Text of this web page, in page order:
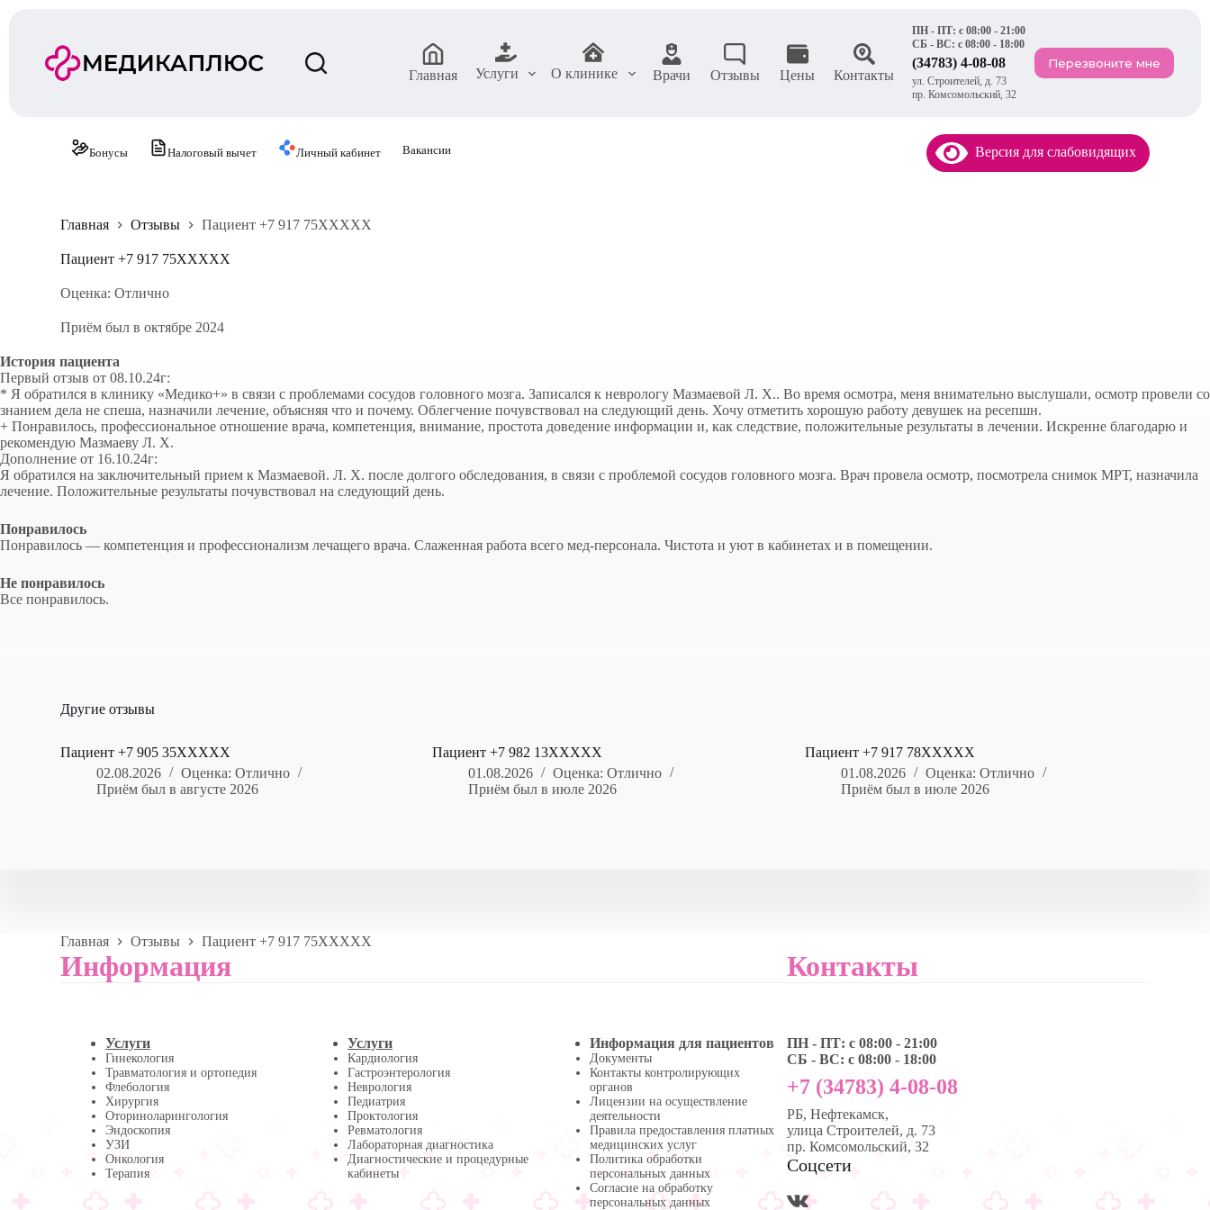
Главная Услуги О клинике Врачи Отзывы Цены Контакты
ПН - ПТ: с 08:00 - 21:00
СБ - ВС: с 08:00 - 18:00
(34783) 4-08-08
ул. Строителей, д. 73
пр. Комсомольский, 32
Перезвоните мне
Бонусы Налоговый вычет Личный кабинет Вакансии Версия для слабовидящих
Главная Отзывы Пациент +7 917 75XXXXX
Пациент +7 917 75XXXXX
Оценка: Отлично
Приём был в октябре 2024
История пациента
Первый отзыв от 08.10.24г:
* Я обратился в клинику «Медико+» в связи с проблемами сосудов головного мозга. Записался к неврологу Мазмаевой Л. Х.. Во время осмотра, меня внимательно выслушали, осмотр провели со
знанием дела не спеша, назначили лечение, объясняя что и почему. Облегчение почувствовал на следующий день. Хочу отметить хорошую работу девушек на ресепшн.
+ Понравилось, профессиональное отношение врача, компетенция, внимание, простота доведение информации и, как следствие, положительные результаты в лечении. Искренне благодарю и
рекомендую Мазмаеву Л. Х.
Дополнение от 16.10.24г:
Я обратился на заключительный прием к Мазмаевой. Л. Х. после долгого обследования, в связи с проблемой сосудов головного мозга. Врач провела осмотр, посмотрела снимок МРТ, назначила
лечение. Положительные результаты почувствовал на следующий день.
Понравилось
Понравилось — компетенция и профессионализм лечащего врача. Слаженная работа всего мед-персонала. Чистота и уют в кабинетах и в помещении.
Не понравилось
Все понравилось.
Другие отзывы
Пациент +7 905 35XXXXX
02.08.2026
Оценка: Отлично
Приём был в августе 2026
Пациент +7 982 13XXXXX
01.08.2026
Оценка: Отлично
Приём был в июле 2026
Пациент +7 917 78XXXXX
01.08.2026
Оценка: Отлично
Приём был в июле 2026
Главная Отзывы Пациент +7 917 75XXXXX
Информация
Услуги
Гинекология
Травматология и ортопедия
Флебология
Хирургия
Оториноларингология
Эндоскопия
УЗИ
Онкология
Терапия
Услуги
Кардиология
Гастроэнтерология
Неврология
Педиатрия
Проктология
Ревматология
Лабораторная диагностика
Диагностические и процедурные
кабинеты
Информация для пациентов
Документы
Контакты контролирующих
органов
Лицензии на осуществление
деятельности
Правила предоставления платных
медицинских услуг
Политика обработки
персональных данных
Согласие на обработку
персональных данных
Контакты
ПН - ПТ: с 08:00 - 21:00
СБ - ВС: с 08:00 - 18:00
+7 (34783) 4-08-08
РБ, Нефтекамск,
улица Строителей, д. 73
пр. Комсомольский, 32
Соцсети